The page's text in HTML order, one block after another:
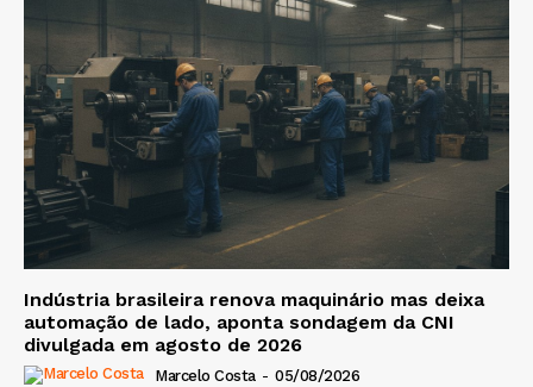
Indústria brasileira renova maquinário mas deixa
automação de lado, aponta sondagem da CNI
divulgada em agosto de 2026
Marcelo Costa - 05/08/2026